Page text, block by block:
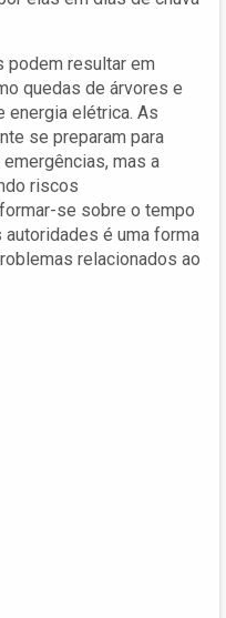
resultar em
quedas de árvores e
energia elétrica. As
se preparam para
mas a
riscos
se sobre o tempo
é uma forma
relacionados ao